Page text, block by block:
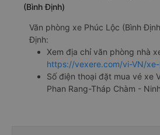
(Bình Định)
Văn phòng xe Phúc Lộc (Bình
Định:
Xem địa chỉ văn phòng nhà
https://vexere.com/vi-VN/
Số điện thoại đặt mua vé xe
Phan Rang-Tháp Chàm -